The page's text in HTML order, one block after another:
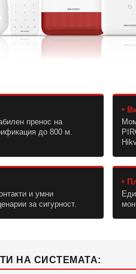
пренос на
до 800 м.
•
и умни
за сигурност.
•
НА СИСТЕМАТА: